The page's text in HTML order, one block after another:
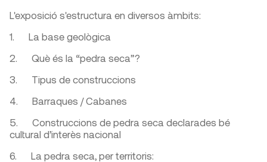
L'exposició s'estructura en diversos àmbits:
1. La base geològica
2. Què és la “pedra seca”?
3. Tipus de construccions
4. Barraques / Cabanes
5. Construccions de pedra seca declarades bé
cultural d’interès nacional
6. La pedra seca, per territoris: